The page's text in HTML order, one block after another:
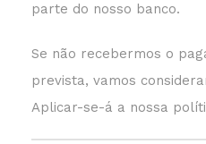
parte do nosso banco.
Se não recebermos o
prevista, vamos
Aplicar-se-á a nossa